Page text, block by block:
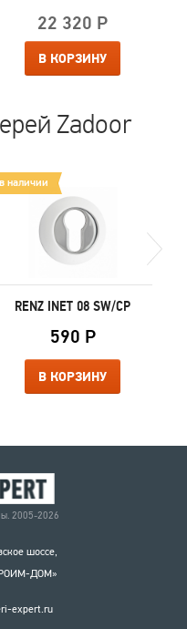
22 320 Р
В КОРЗИНУ
Zadoor
в наличии
RENZ INET 08 SW/CP
590 Р
В КОРЗИНУ
2005-2026
шоссе,
ДОМ»
expert.ru